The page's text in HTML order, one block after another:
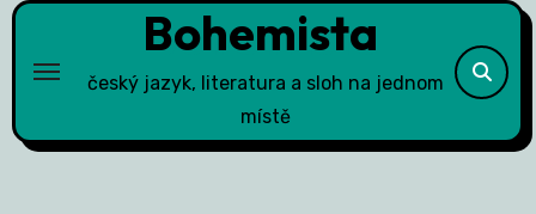
Skip
content
Bohemista
český jazyk, literatura a sloh na jednom
místě